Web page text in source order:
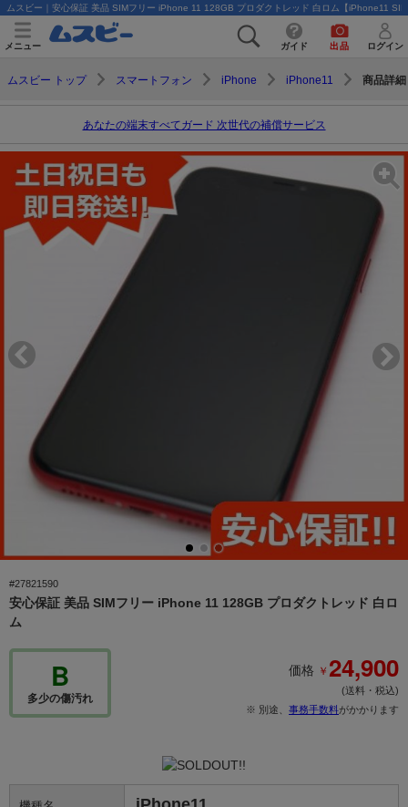
ムスビー｜安心保証 美品 SIMフリー iPhone 11 128GB プロダクトレッド 白ロム【iPhone11
メニュー ガイド 出品 ログイン
ムスビー トップ スマートフォン iPhone iPhone11 商品詳細
あなたの端末すべてガード 次世代の補償サービス
#27821590
安心保証 美品 SIMフリー iPhone 11 128GB プロダクトレッド 白ロ
ム
B
多少の傷汚れ
価格 ￥ 24,900
(送料・税込)
※ 別途、 事務手数料がかかります